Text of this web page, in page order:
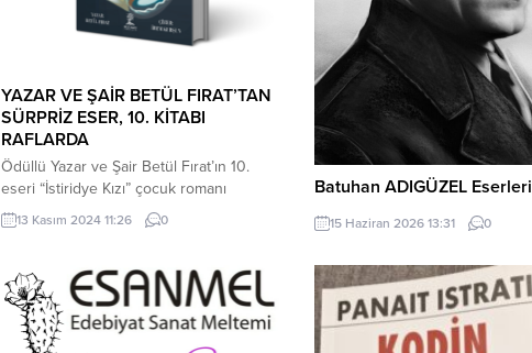
YAZAR VE ŞAİR BETÜL FIRAT’TAN
SÜRPRİZ ESER, 10. KİTABI
RAFLARDA
Ödüllü Yazar ve Şair Betül Fırat’ın 10.
eseri “İstiridye Kızı” çocuk romanı
okurlarıyla buluşuyor. İstiridye Kızı, Bilgi
Ağacı Yayınları tarafından yayına girdi.
web satışı yapan yerlerden ulaşılabilecek.
İstiridye Kızı Kitabında, yine yazar Fırat’ın
çocuk okurlarının hayal dünyasını
genişletecek, dostluk ve arkadaşlık
13 Kasım 2024 11:26 0
Batuhan ADIGÜZEL Eserleri
15 Haziran 2026 13:31 0